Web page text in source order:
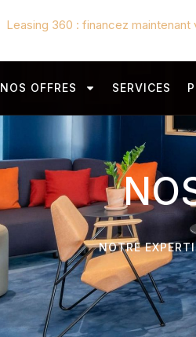
Leasing 360 : financez
NOS OFFRES SERVICES
NOTRE